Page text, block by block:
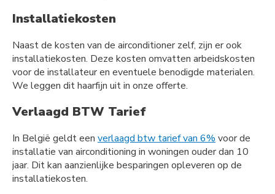
Installatiekosten
Naast de kosten van de airconditioner zelf, zijn er ook
installatiekosten. Deze kosten omvatten arbeidskosten
voor de installateur en eventuele benodigde materialen.
We leggen dit haarfijn uit in onze offerte.
Verlaagd BTW Tarief
In België geldt een verlaagd btw tarief van 6% voor de
installatie van airconditioning in woningen ouder dan 10
jaar. Dit kan aanzienlijke besparingen opleveren op de
installatiekosten.